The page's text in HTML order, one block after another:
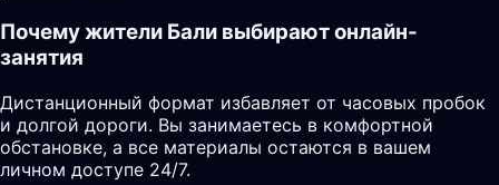
Почему жители Бали выбирают онлайн-
занятия
Дистанционный формат избавляет от часовых пробок
и долгой дороги. Вы занимаетесь в комфортной
обстановке, а все материалы остаются в вашем
личном доступе 24/7.